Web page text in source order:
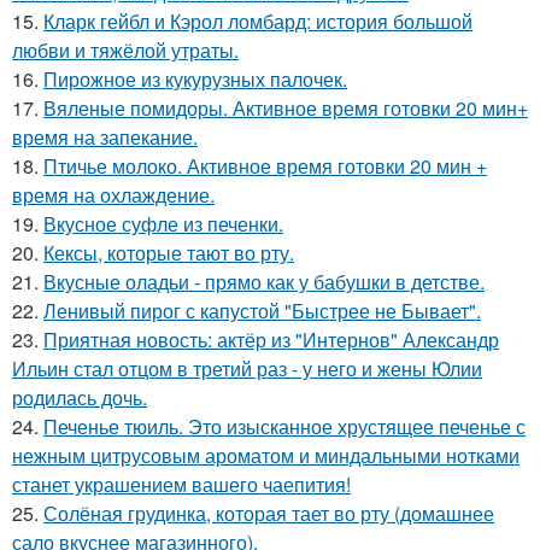
15. Кларк гейбл и Кэрол ломбард: история большой
любви и тяжёлой утраты.
16. Пирожное из кукурузных палочек.
17. Вяленые помидоры. Активное время готовки 20 мин+
время на запекание.
18. Птичье молоко. Активное время готовки 20 мин +
время на охлаждение.
19. Вкусное суфле из печенки.
20. Кексы, которые тают во рту.
21. Вкусные оладьи - прямо как у бабушки в детстве.
22. Ленивый пирог с капустой "Быстрее не Бывает".
23. Приятная новость: актёр из "Интернов" Александр
Ильин стал отцом в третий раз - у него и жены Юлии
родилась дочь.
24. Печенье тюиль. Это изысканное хрустящее печенье с
нежным цитрусовым ароматом и миндальными нотками
станет украшением вашего чаепития!
25. Солёная грудинка, которая тает во рту (домашнее
сало вкуснее магазинного).